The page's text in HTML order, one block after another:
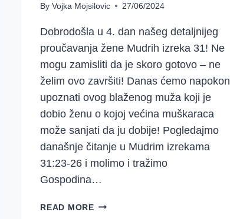
By Vojka Mojsilovic 27/06/2024
Dobrodošla u 4. dan našeg detaljnijeg
proučavanja žene Mudrih izreka 31! Ne
mogu zamisliti da je skoro gotovo – ne
želim ovo završiti! Danas ćemo napokon
upoznati ovog blaženog muža koji je
dobio ženu o kojoj većina muškaraca
može sanjati da ju dobije! Pogledajmo
današnje čitanje u Mudrim izrekama
31:23-26 i molimo i tražimo
Gospodina…
READ MOREKAD